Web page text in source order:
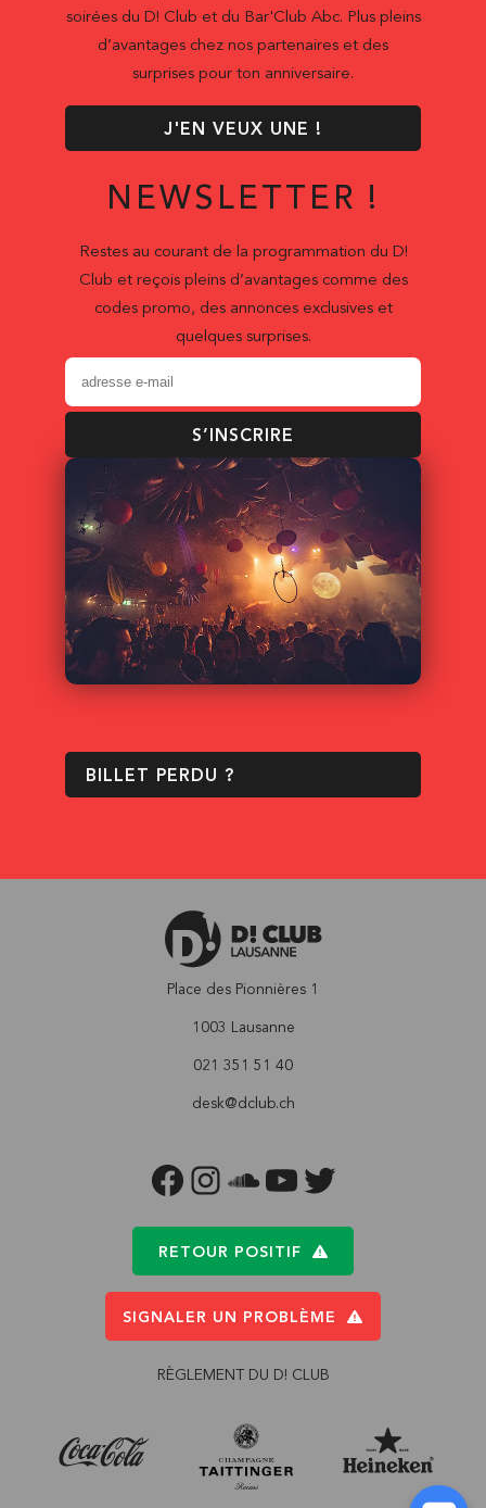
soirées du D! Club et du Bar'Club Abc. Plus pleins
d’avantages chez nos partenaires et des
surprises pour ton anniversaire.
J'EN VEUX UNE !
NEWSLETTER !
Restes au courant de la programmation du D!
Club et reçois pleins d’avantages comme des
codes promo, des annonces exclusives et
quelques surprises.
S’INSCRIRE
BILLET PERDU ?
Place des Pionnières 1
1003 Lausanne
021 351 51 40
desk@dclub.ch
FACEBOOKINSTAGRAM
SOUNDCLOUD
YOUTUBETWITTER
RETOUR POSITIF
SIGNALER UN PROBLÈME
RÈGLEMENT DU D! CLUB